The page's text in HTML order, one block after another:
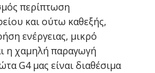
περίπτωση
και ούτω καθεξής,
ενέργειας, μικρό
η χαμηλή παραγωγή
G4 μας είναι διαθέσιμα